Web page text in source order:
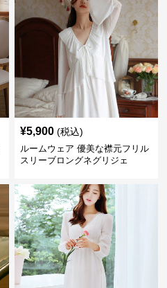
¥5,900 (税込)
ルームウェア 優美な襟元フリル
スリーブロングネグリジェ